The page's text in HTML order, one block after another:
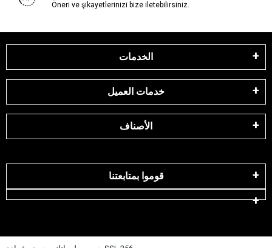
Öneri ve şikayetlerinizi bize iletebilirsiniz.
الخدمات
خدمات العميل
الأصناف
قوموا بمتابعتنا